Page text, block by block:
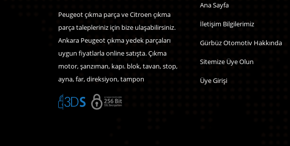
Peugeot çıkma parça ve Citroen çıkma
parça talepleriniz için bize ulaşabilirsiniz.
Ankara Peugeot çıkma yedek parçaları
uygun fiyatlarla online satışta. Çıkma
motor, şanzıman, kapı. blok, tavan, stop,
ayna, far, direksiyon, tampon
Ana Sayfa
İletişim Bilgilerimiz
Gürbüz Otomotiv Hakkında
Sitemize Üye Olun
Üye Girişi